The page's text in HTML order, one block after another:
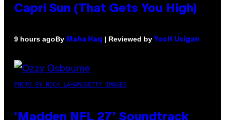
Capri Sun (That Gets You High)
9 hours agoBy Maha Haq | Reviewed by Ysolt Usigan
PHOTO BY NICK LAHAM/GETTY IMAGES
‘Madden NFL 27’ Soundtrack